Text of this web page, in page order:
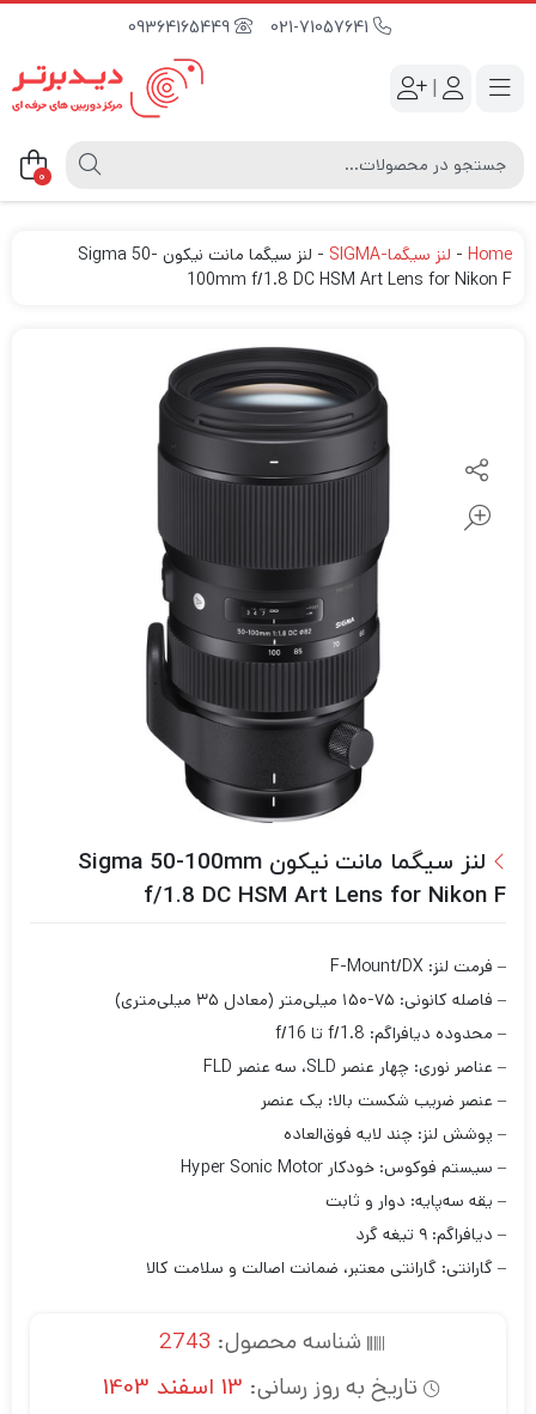
09364165449
|
0
Home
- لنز سیگما-SIGMA -
لنز سیگما مانت نیکون Sigma 50-
100mm f/1.8 DC HSM Art Lens for Nikon F
لنز سیگما مانت نیکون Sigma 50-100mm
f/1.8 DC HSM Art Lens for Nikon F
– فرمت لنز: F-Mount/DX
– فاصله کانونی: ۷۵-۱۵۰ میلی‌متر (معادل ۳۵ میلی‌متری)
– محدوده دیافراگم: f/1.8 تا f/16
– عناصر نوری: چهار عنصر SLD، سه عنصر FLD
– عنصر ضریب شکست بالا: یک عنصر
– پوشش لنز: چند لایه فوق‌العاده
– سیستم فوکوس: خودکار Hyper Sonic Motor
– یقه سه‌پایه: دوار و ثابت
– دیافراگم: ۹ تیغه گرد
– گارانتی: گارانتی معتبر، ضمانت اصالت و سلامت کالا
شناسه محصول: 2743
تاریخ به روز رسانی: 13 اسفند 1403